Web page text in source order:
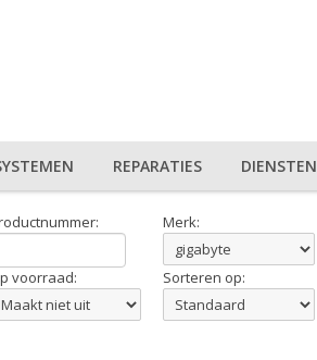
REPARATIES DIENSTEN
Merk:
voorraad: Sorteren op: